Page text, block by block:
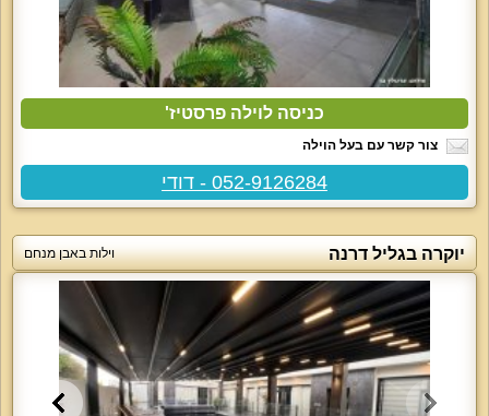
כניסה לוילה פרסטיז'
צור קשר עם בעל הוילה
052-9126284 - דודי
יוקרה בגליל דרנה וילות באבן מנחם